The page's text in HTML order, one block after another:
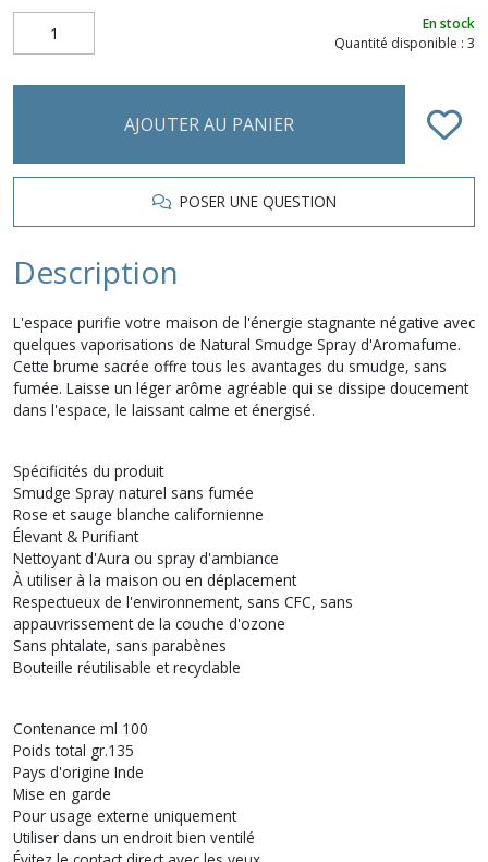
En stock
Quantité disponible : 3
AJOUTER AU PANIER
POSER UNE QUESTION
Description
L'espace purifie votre maison de l'énergie stagnante négative avec
quelques vaporisations de Natural Smudge Spray d'Aromafume.
Cette brume sacrée offre tous les avantages du smudge, sans
fumée. Laisse un léger arôme agréable qui se dissipe doucement
dans l'espace, le laissant calme et énergisé.
Spécificités du produit
Smudge Spray naturel sans fumée
Rose et sauge blanche californienne
Élevant & Purifiant
Nettoyant d'Aura ou spray d'ambiance
À utiliser à la maison ou en déplacement
Respectueux de l'environnement, sans CFC, sans
appauvrissement de la couche d'ozone
Sans phtalate, sans parabènes
Bouteille réutilisable et recyclable
Contenance ml 100
Poids total gr.135
Pays d'origine Inde
Mise en garde
Pour usage externe uniquement
Utiliser dans un endroit bien ventilé